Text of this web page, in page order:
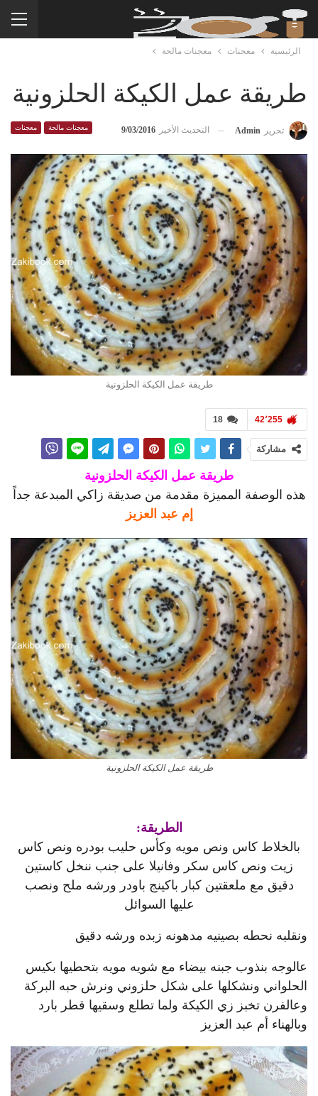
الرئيسية معجنات معجنات مالحة
طريقة عمل الكيكة الحلزونية
معجنات مالحة معجنات تحرير Admin التحديث الأخير 9/03/2016
طريقة عمل الكيكة الحلزونية
18 42٬255
مشاركة
طريقة عمل الكيكة الحلزونية
هذه الوصفة المميزة مقدمة من صديقة زاكي المبدعة جداً
إم عبد العزيز
طريقة عمل الكيكة الحلزونية
الطريقة:
بالخلاط كاس ونص مويه وكأس حليب بودره ونص كاس
زيت ونص كاس سكر وفانيلا على جنب ننخل كاستين
دقيق مع ملعقتين كبار باكينج باودر ورشه ملح ونصب
عليها السوائل
ونقلبه نحطه بصينيه مدهونه زبده ورشه دقيق
عالوجه بنذوب جبنه بيضاء مع شويه مويه بتحطيها بكيس
الحلواني ونشكلها على شكل حلزوني ونرش حبه البركة
وعالفرن تخبز زي الكيكة ولما تطلع وسقيها قطر بارد
وبالهناء أم عبد العزيز